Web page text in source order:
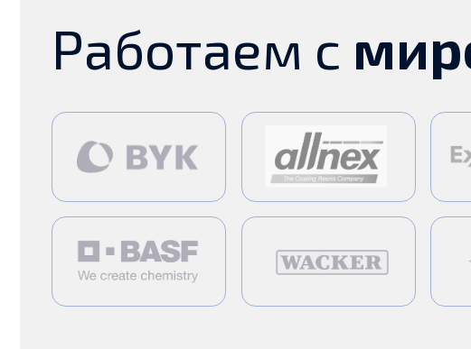
Успешно поставляем продукцию в разные
города, соблюдая все технические требования
к перевозкам сырья
Географиянашей